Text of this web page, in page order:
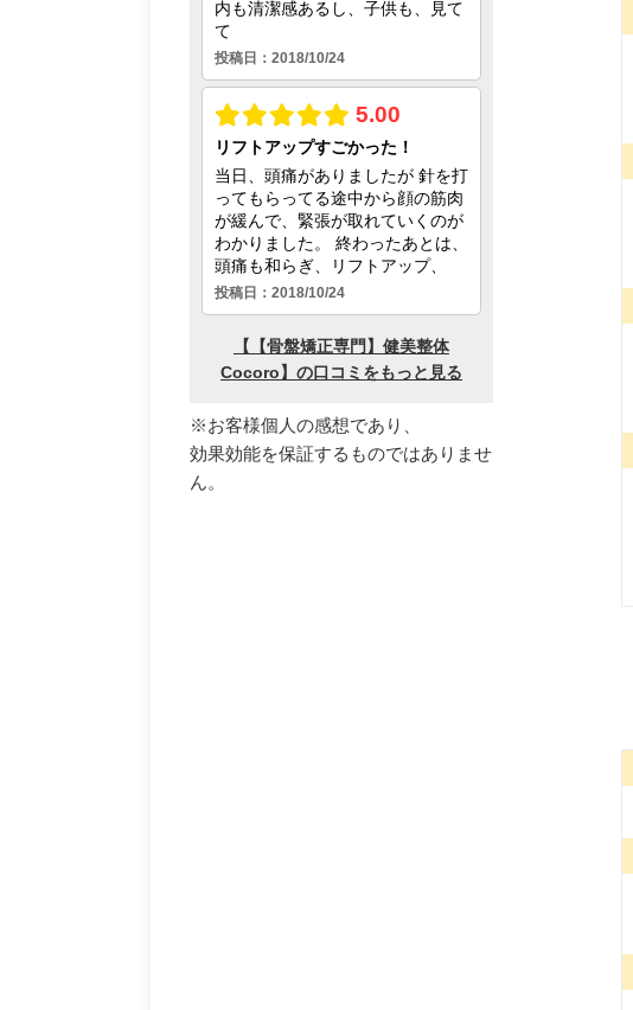
※お客様個人の感想であり、
効果効能を保証するものではありませ
ん。